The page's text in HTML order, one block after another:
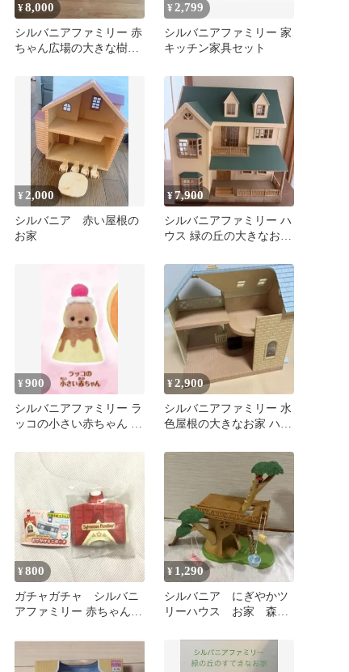
¥8,000
シルバニアファミリー 赤
ちゃん広場の大きな樹の
¥ 2,799
シルバニアファミリー 家
キッチン家具セット
¥ 2,000
シルバニア 赤い屋根の
お家
¥7,900
シルバニアファミリー ハ
ウス 緑の丘の大きなお家
¥900
シルバニアファミリー ラ
ッコの小さい赤ちゃん G
¥2,900
シルバニアファミリー 水
色屋根の大きなお家 ハウ
¥800
ガチャガチャ シルバニ
アファミリー 赤ちゃんと
家
¥ 1,290
シルバニア にぎやかツ
リーハウス お家 森